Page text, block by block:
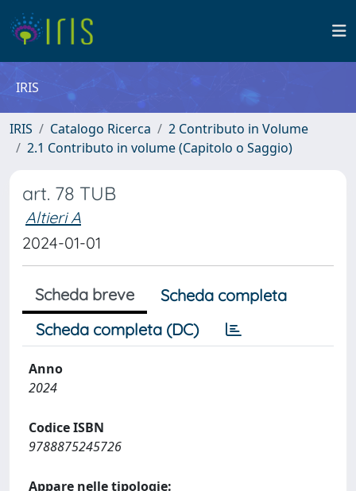
IRIS
IRIS Catalogo Ricerca
2 Contributo in Volume
2.1 Contributo in volume (Capitolo o Saggio)
art. 78 TUB
Altieri A
2024-01-01
Scheda breve
Scheda completa
Scheda completa (DC)
Anno
2024
Codice ISBN
9788875245726
Appare nelle tipologie: